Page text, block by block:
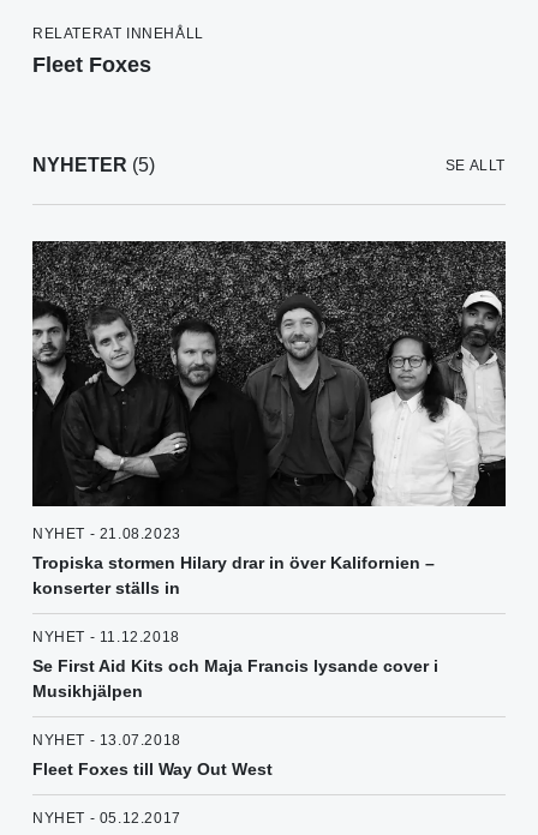
RELATERAT INNEHÅLL
Fleet Foxes
NYHETER (5) SE ALLT
NYHET - 21.08.2023
Tropiska stormen Hilary drar in över Kalifornien –
konserter ställs in
NYHET - 11.12.2018
Se First Aid Kits och Maja Francis lysande cover i
Musikhjälpen
NYHET - 13.07.2018
Fleet Foxes till Way Out West
NYHET - 05.12.2017